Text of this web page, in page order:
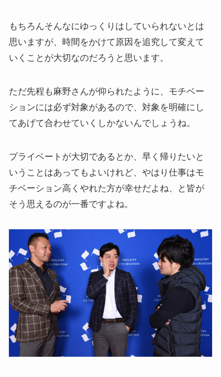
もちろんそんなにゆっくりはしていられないとは
思いますが、時間をかけて原因を追究して変えて
いくことが大切なのだろうと思います。
ただ先程も麻野さんが仰られたように、モチベー
ションには必ず対象があるので、対象を明確にし
てあげて合わせていくしかないんでしょうね。
プライベートが大切であるとか、早く帰りたいと
いうことはあってもよいけれど、やはり仕事はモ
チベーション高くやれた方が幸せだよね、と皆が
そう思えるのが一番ですよね。